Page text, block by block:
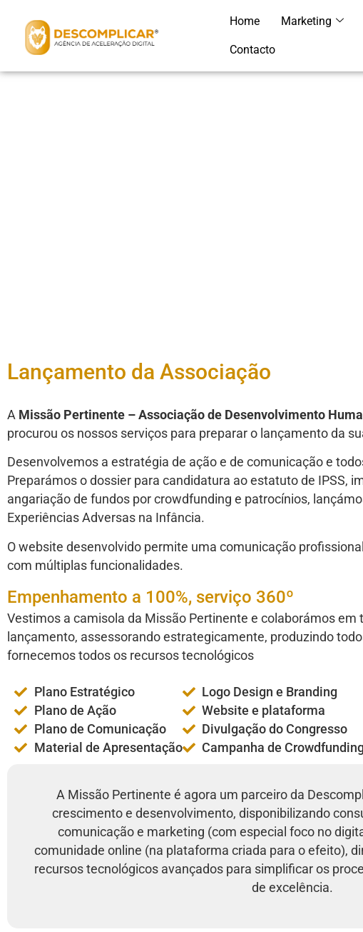
Home Marketing
Contacto
Lançamento da Associação
A Missão Pertinente – Associação de Desenvolvimento
procurou os nossos serviços para preparar o lançamento da
Desenvolvemos a estratégia de ação e de comunicação e
Preparámos o dossier para candidatura ao estatuto de IPSS,
angariação de fundos por crowdfunding e patrocínios,
Experiências Adversas na Infância.
O website desenvolvido permite uma comunicação
com múltiplas funcionalidades.
Empenhamento a 100%, serviço 360º
Vestimos a camisola da Missão Pertinente e colaborámos em
lançamento, assessorando estrategicamente, produzindo
fornecemos todos os recursos tecnológicos
Plano Estratégico
Plano de Ação
Plano de Comunicação
Material de Apresentação
Logo Design e Branding
Website e plataforma
Divulgação do Congresso
Campanha de Crowdfunding
A Missão Pertinente é agora um parceiro da
crescimento e desenvolvimento, disponibilizando
comunicação e marketing (com especial foco no
comunidade online (na plataforma criada para o efeito),
recursos tecnológicos avançados para simplificar os
de excelência.